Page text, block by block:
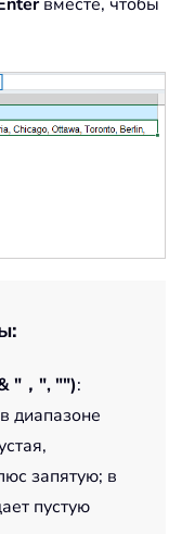
"，", ""):
диапазоне
запятую; в
пустую